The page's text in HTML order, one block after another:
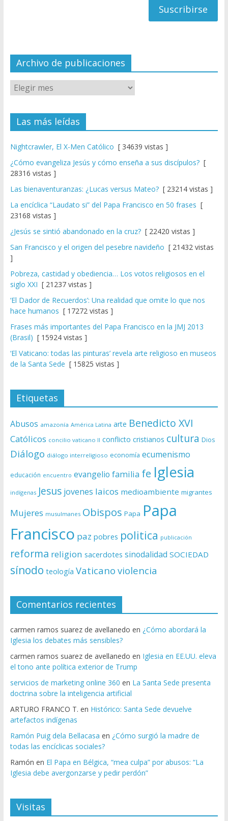
el
Archivo de publicaciones
Las más leídas
Nightcrawler, El X-Men Católico [ 34639 vistas ]
¿Cómo evangeliza Jesús y cómo enseña a sus discípulos?[
28316 vistas ]
Las bienaventuranzas: ¿Lucas versus Mateo?[ 23214 vistas ]
La encíclica “Laudato si” del Papa Francisco en 50 frases [
23168 vistas ]
¿Jesús se sintió abandonado en la cruz?[ 22420 vistas ]
San Francisco y el origen del pesebre navideño [ 21432 vistas
]
Pobreza, castidad y obediencia… Los votos religiosos en el
siglo XXI [ 21237 vistas ]
‘El Dador de Recuerdos’: Una realidad que omite lo que nos
hace humanos [ 17272 vistas ]
Frases más importantes del Papa Francisco en la JMJ 2013
(Brasil) [ 15924 vistas ]
‘El Vaticano: todas las pinturas’ revela arte religioso en museos
de la Santa Sede [ 15825 vistas ]
Etiquetas
Abusos amazonía América Latina arte Benedicto XVI
Católicos concilio vaticano II conflicto cristianos cultura Dios
Diálogo diálogo interreligioso economía ecumenismo
educación encuentro evangelio familia fe Iglesia
indígenas Jesus jovenes laicos medioambiente migrantes
Mujeres musulmanes Obispos Papa Papa
Francisco paz pobres politica publicación
reforma religion sacerdotes sinodalidad SOCIEDAD
sínodo teología Vaticano violencia
Comentarios recientes
carmen ramos suarez de avellanedo en ¿Cómo abordará la
Iglesia los debates más sensibles?
carmen ramos suarez de avellanedo en Iglesia en EE.UU. eleva
el tono ante política exterior de Trump
servicios de marketing online 360 en La Santa Sede presenta
doctrina sobre la inteligencia artificial
ARTURO FRANCO T. en Histórico: Santa Sede devuelve
artefactos indígenas
Ramón Puig dela Bellacasa en ¿Cómo surgió la madre de
todas las encíclicas sociales?
Ramón en El Papa en Bélgica, “mea culpa” por abusos: “La
Iglesia debe avergonzarse y pedir perdón”
Visitas